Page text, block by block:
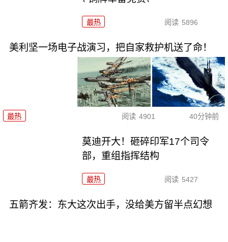
最热 阅读 5896
美利坚一场电子战演习，把自家救护机送了命！
最热 阅读 4901 40分钟前
莫迪开大！砸碎印军17个司令
部，重组指挥结构
最热 阅读 5427
五箭齐发：东大这次出手，没给美方留半点幻想